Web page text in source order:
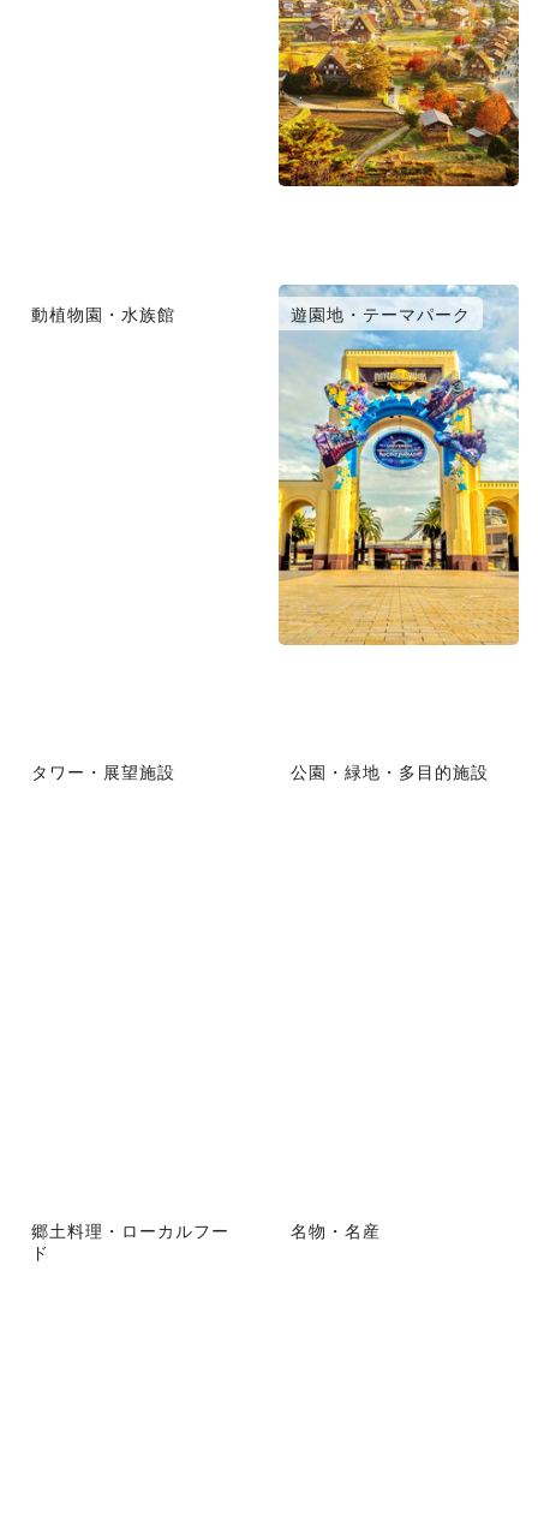
動植物園・水族館 遊園地・テーマパーク
タワー・展望施設 公園・緑地・多目的施設
郷土料理・ローカルフー
ド
名物・名産